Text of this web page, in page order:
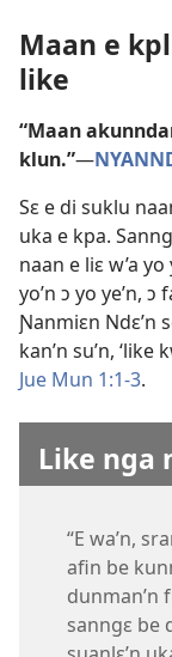
Maan e
like
“Maan
klun.”—​
Sɛ e di suklu
uka e kpa.
naan e liɛ w’a
yo’n ɔ yo ye’n,
Ɲanmiɛn Ndɛ’n
kan’n su’n, ‘like
Jue Mun 1:1-3.
Like nga
“E wa’n,
afin be
dunman’n
sanngɛ be